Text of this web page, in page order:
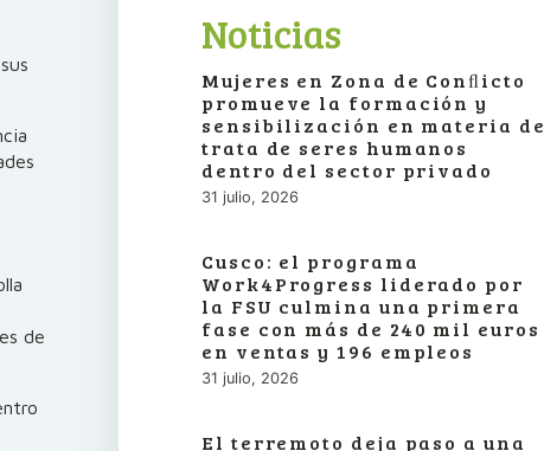
de
Noticias
Mujeres en Zona de Conﬂicto
promueve la formación y
sensibilización en materia de
trata de seres humanos
dentro del sector privado
31 julio, 2026
Cusco: el programa
Work4Progress liderado por
la FSU culmina una primera
fase con más de 240 mil euros
en ventas y 196 empleos
31 julio, 2026
El terremoto deja paso a una